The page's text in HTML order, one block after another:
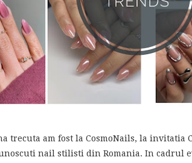
trecuta am fost la CosmoNails, la
nail stilisti din Romania. In cadrul